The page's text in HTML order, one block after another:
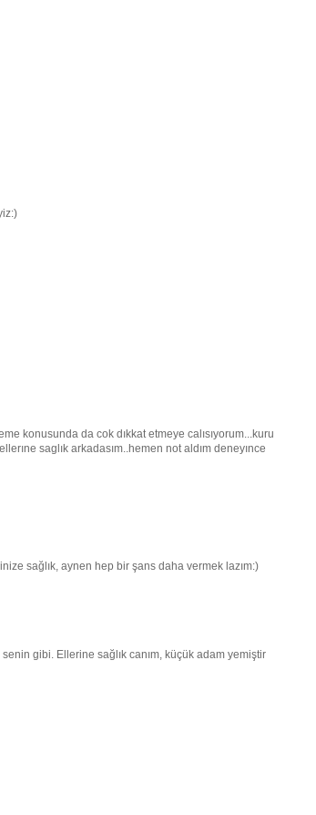
konusunda da cok dıkkat etmeye calısıyorum...kuru
saglık arkadasım..hemen not aldım deneyınce
sağlık, aynen hep bir şans daha vermek lazım:)
gibi. Ellerine sağlık canım, küçük adam yemiştir